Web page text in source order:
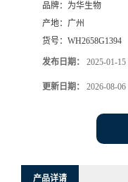
品牌： 为华生物
产地： 广州
货号： WH2658G1394
发布日期： 2025-01-15
更新日期： 2026-08-06
产品详请